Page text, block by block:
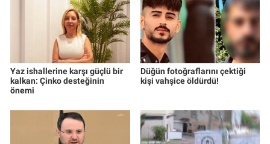
Yaz ishallerine karşı güçlü bir
kalkan: Çinko desteğinin
önemi
Düğün fotoğraflarını çektiği
kişi vahşice öldürdü!